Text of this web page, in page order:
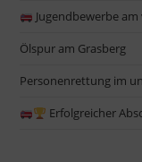
Jugendbewerbe
Ölspur am Grasberg
Personenrettung im
Erfolgreicher